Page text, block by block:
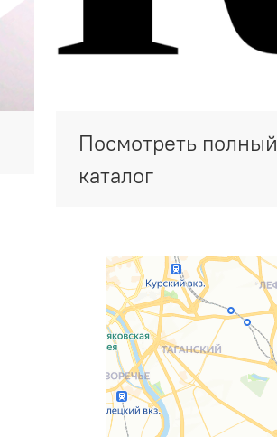
Посмотреть полный
каталог